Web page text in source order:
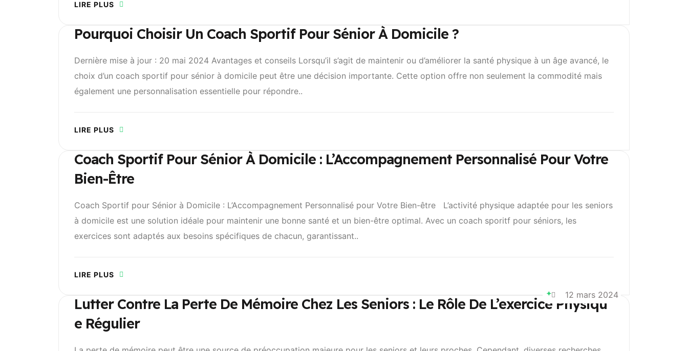
14 juillet 2025
14 juillet 2025
14 juillet 2025
14 juillet 2025
14 juillet 2025
14 juillet 2025
LIRE PLUS
Pourquoi Choisir Un Coach Sportif Pour Sénior À Domicile ?
14 juillet 2025
Dernière mise à jour : 20 mai 2024 Avantages et conseils Lorsqu’il s’agit de maintenir ou d’améliorer la santé physique à un âge avancé, le
choix d’un coach sportif pour sénior à domicile peut être une décision importante. Cette option offre non seulement la commodité mais
également une personnalisation essentielle pour répondre..
LIRE PLUS
Coach Sportif Pour Sénior À Domicile : L’Accompagnement Personnalisé Pour Votre
Bien-Être
15 juillet 2024
Coach Sportif pour Sénior à Domicile : L’Accompagnement Personnalisé pour Votre Bien-être L’activité physique adaptée pour les seniors
à domicile est une solution idéale pour maintenir une bonne santé et un bien-être optimal. Avec un coach sporitf pour séniors, les
exercices sont adaptés aux besoins spécifiques de chacun, garantissant..
LIRE PLUS
Lutter Contre La Perte De Mémoire Chez Les Seniors : Le Rôle De L’exercice Physiqu
E Régulier
12 mars 2024